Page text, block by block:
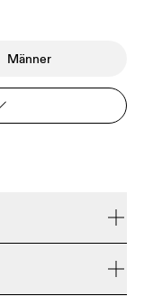
Männer